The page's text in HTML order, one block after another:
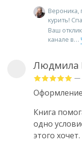
Вероника,
курить!
Ваш
канале в
Людмила
—
Книга
одно
этого